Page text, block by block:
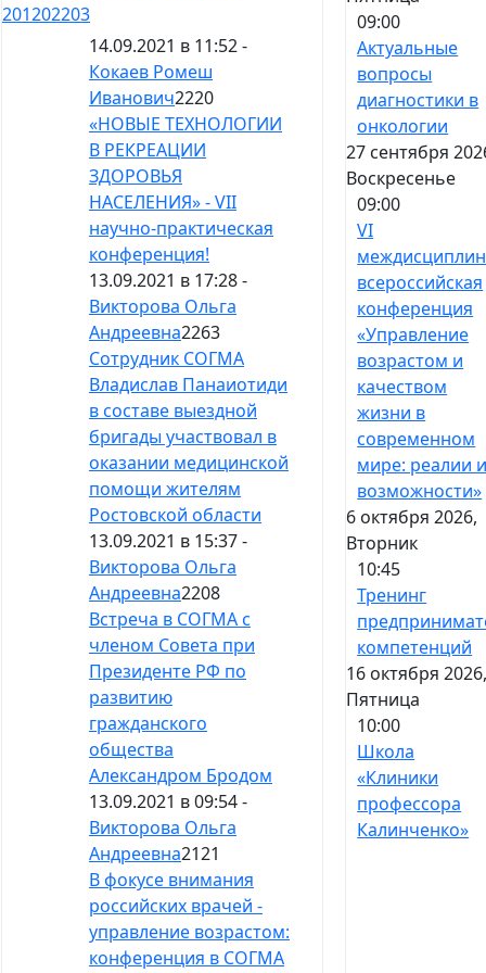
201202203
14.09.2021 в 11:52 -
Кокаев Ромеш
Иванович2220
«НОВЫЕ ТЕХНОЛОГИИ
В РЕКРЕАЦИИ
ЗДОРОВЬЯ
НАСЕЛЕНИЯ» - VII
научно-практическая
конференция!
13.09.2021 в 17:28 -
Викторова Ольга
Андреевна2263
Сотрудник СОГМА
Владислав Панаиотиди
в составе выездной
бригады участвовал в
оказании медицинской
помощи жителям
Ростовской области
13.09.2021 в 15:37 -
Викторова Ольга
Андреевна2208
Встреча в СОГМА с
членом Совета при
Президенте РФ по
развитию
гражданского
общества
Александром Бродом
13.09.2021 в 09:54 -
Викторова Ольга
Андреевна2121
В фокусе внимания
российских врачей -
управление возрастом:
конференция в СОГМА
09:00
Актуальные
вопросы
диагностики в
онкологии
27 сентября
Воскресенье
09:00
VI
всероссийская
конференция
«Управление
возрастом и
качеством
жизни в
современном
мире: реалии
возможности»
6 октября 2026,
Вторник
10:45
Тренинг
компетенций
16 октября
Пятница
10:00
Школа
«Клиники
профессора
Калинченко»